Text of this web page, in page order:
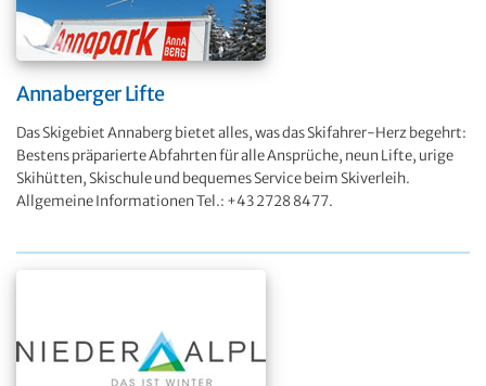
Annaberger Lifte
Das Skigebiet Annaberg bietet alles, was das Skifahrer-Herz begehrt:
Bestens präparierte Abfahrten für alle Ansprüche, neun Lifte, urige
Skihütten, Skischule und bequemes Service beim Skiverleih.
Allgemeine Informationen Tel.: +43 2728 8477.